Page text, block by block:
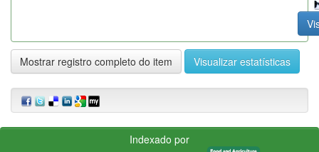
Mostrar registro completo do item Visualizar estatísticas
Indexado por